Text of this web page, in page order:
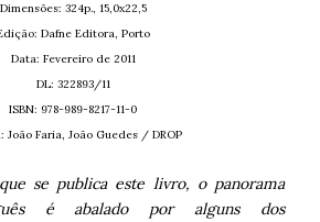
Dimensões: 324p., 15,0x22,5
Dafne Editora, Porto
Data: Fevereiro de 2011
DL: 322893/11
ISBN: 978-989-8217-11-0
João Faria, João Guedes / DROP
se publica este livro, o panorama
é abalado por alguns dos